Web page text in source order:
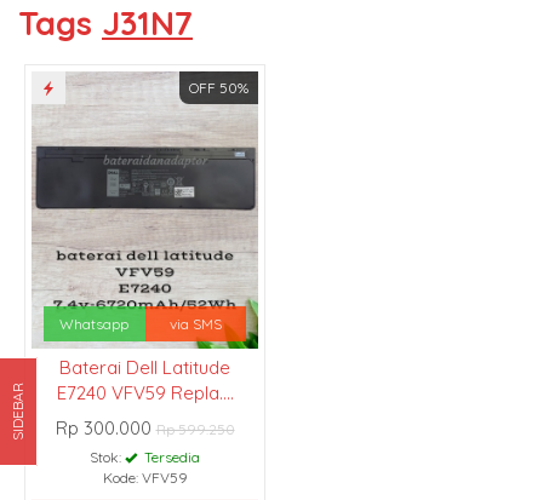
Tags J31N7
OFF 50%
Whatsapp via SMS
Baterai Dell Latitude
E7240 VFV59 Repla....
Rp 300.000Rp 599.250
Stok:
Tersedia
Kode: VFV59
SIDEBAR